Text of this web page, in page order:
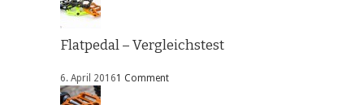
Flatpedal – Vergleichstest
6. April 20161 Comment